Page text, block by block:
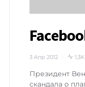
3 Апр 2012
Президент
скандала о